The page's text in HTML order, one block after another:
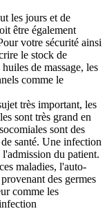
les jours et de
être également
votre sécurité ainsi
le stock de
de massage, les
comme le
très important, les
sont très grand en
sont des
santé. Une infection
l'admission du patient.
maladies, l'auto-
des germes
comme les